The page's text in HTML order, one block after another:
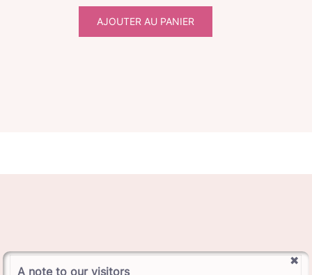
AJOUTER AU PANIER
A note to our visitors